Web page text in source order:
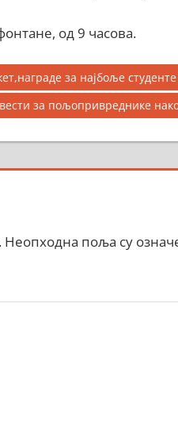
од 9 часова.
за најбоље
за пољопривреднике
Неопходна поља су